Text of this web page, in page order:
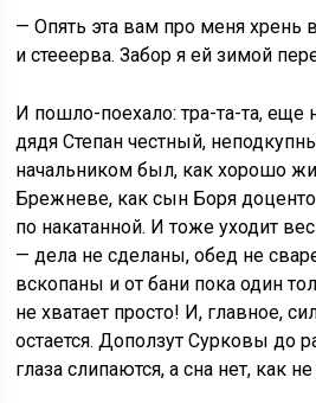
— Опять эта вам про меня хрень
и стееерва. Забор я ей зимой
И пошло-поехало: тра-та-та, еще
дядя Степан честный,
начальником был, как хорошо
Брежневе, как сын Боря
по накатанной. И тоже уходит
— дела не сделаны, обед не
вскопаны и от бани пока один
не хватает просто! И, главное,
остается. Доползут Сурковы до
глаза слипаются, а сна нет, как